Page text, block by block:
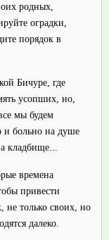
родных,
оградки,
порядок в
Бичуре, где
усопших, но,
мы будем
и больно на душе
кладбище...
времена
привести
не только своих, но
далеко.